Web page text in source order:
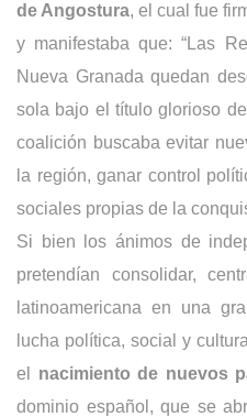
de Angostura, el cual fue
y manifestaba que: “Las
Nueva Granada quedan
sola bajo el título glorioso
coalición buscaba evitar
la región, ganar control
sociales propias de la
Si bien los ánimos de
pretendían consolidar,
latinoamericana en una
lucha política, social y
el nacimiento de nuevos
dominio español, que se